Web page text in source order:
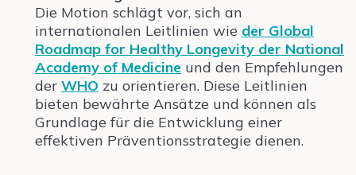
Die Motion schlägt vor, sich an
internationalen Leitlinien wie der Global
Roadmap for Healthy Longevity der National
Academy of Medicine und den Empfehlungen
der WHO zu orientieren. Diese Leitlinien
bieten bewährte Ansätze und können als
Grundlage für die Entwicklung einer
effektiven Präventionsstrategie dienen.